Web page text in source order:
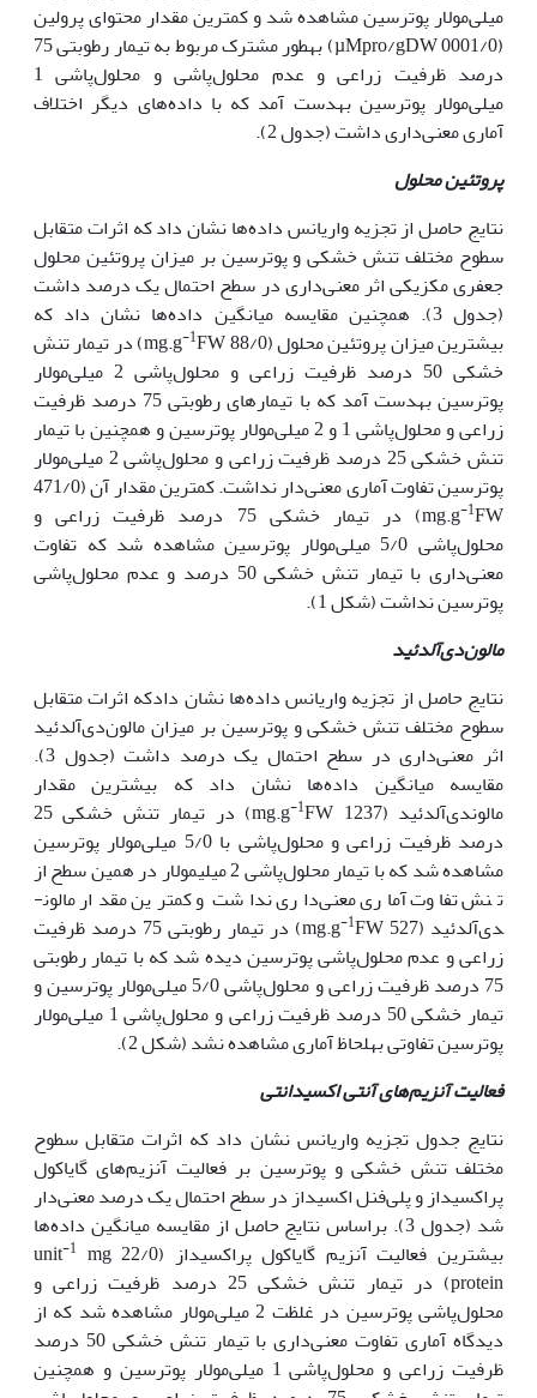
میلی‌مولار پوترسین مشاهده شد و کم‏ترین مقدار محتوای پرولین
(0001/0 µMpro/gDW) به‏طور مشترک مربوط به تیمار رطوبتی 75
درصد ظرفیت زراعی و عدم محلول‌پاشی و محلول‌پاشی 1
میلی‌مولار پوترسین به­دست آمد که با داده‌های دیگر اختلاف
آماری معنی‌داری داشت (جدول 2).
پروتئین محلول
نتایج حاصل از تجزیه واریانس داده‌ها نشان داد که اثرات متقابل
سطوح مختلف تنش خشکی و پوترسین بر میزان پروتئین محلول
جعفری مکزیکی اثر معنی‌داری در سطح احتمال یک درصد داشت
(جدول 3). هم‏چنین مقایسه میانگین داده‌ها نشان داد که
بیش‏ترین میزان پروتئین محلول (88/0 mg.g
-1
FW) در تیمار تنش
خشکی 50 درصد ظرفیت زراعی و محلول‌پاشی 2 میلی‌مولار
پوترسین به­دست آمد که با تیمارهای رطوبتی 75 درصد ظرفیت
زراعی و محلول‌پاشی 1 و 2 میلی‌مولار پوترسین و هم‏چنین با تیمار
تنش خشکی 25 درصد ظرفیت زراعی و محلول‌پاشی 2 میلی‌مولار
پوترسین تفاوت آماری معنی‌دار نداشت. کم‏ترین مقدار آن (471/0
mg.g-1
FW) در تیمار خشکی 75 درصد ظرفیت زراعی و
محلول‌پاشی 5/0 میلی‌مولار پوترسین مشاهده شد که تفاوت
معنی‌داری با تیمار تنش خشکی 50 درصد و عدم محلول‌پاشی
پوترسین نداشت (شکل 1).
مالون‌دی‌آلدئید
نتایج حاصل از تجزیه واریانس داده‌ها نشان دادکه اثرات متقابل
سطوح مختلف تنش خشکی و پوترسین بر میزان مالون‌دی‌آلدئید
اثر معنی‌داری در سطح احتمال یک درصد داشت (جدول 3).
مقایسه میانگین داده‌ها نشان داد که بیش‏ترین مقدار
مالون‏دی‌آلدئید (1237 mg.g
-1
FW) در تیمار تنش خشکی 25
درصد ظرفیت زراعی و محلول‌پاشی با 5/0 میلی‌مولار پوترسین
مشاهده شد که با تیمار محلول‌پاشی 2 میلی‎مولار در همین سطح از
تنش تفاوت آماری معنی‌داری نداشت و کم‏ترین مقدار مالون­
دی‌آلدئید (527 mg.g
-1
FW) در تیمار رطوبتی 75 درصد ظرفیت
زراعی و عدم محلول‌پاشی پوترسین دیده شد که با تیمار رطوبتی
75 درصد ظرفیت زراعی و محلول‌پاشی 5/0 میلی‌مولار پوترسین و
تیمار خشکی 50 درصد ظرفیت زراعی و محلول‌پاشی 1 میلی‌مولار
پوترسین تفاوتی به‏لحاظ آماری مشاهده نشد (شکل 2).
فعالیت آنزیم‌های آنتی ­اکسیدانتی
نتایج جدول تجزیه واریانس نشان داد که اثرات متقابل سطوح
مختلف تنش خشکی و پوترسین بر فعالیت آنزیم‌های گایاکول
پراکسیداز و پلی‌فنل‌ اکسیداز در سطح احتمال یک درصد معنی‌دار
شد (جدول 3). براساس نتایج حاصل از مقایسه میانگین داده‌ها
بیش‏ترین فعالیت آنزیم گایاکول پراکسیداز (22/0 unit
-1 mg
protein) در تیمار تنش خشکی 25 درصد ظرفیت زراعی و
محلول‌پاشی پوترسین در غلظت 2 میلی‌مولار مشاهده شد که از
دیدگاه آماری تفاوت معنی‌داری با تیمار تنش خشکی 50 درصد
ظرفیت زراعی و محلول‌پاشی 1 میلی‌مولار پوترسین و هم‏چنین